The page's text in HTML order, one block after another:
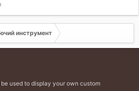
инструмент
used to display your own custom